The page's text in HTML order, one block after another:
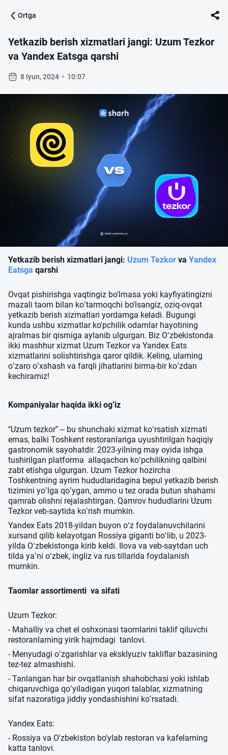
Ortga
Yetkazib berish xizmatlari jangi: Uzum Tezkor
va Yandex Eatsga qarshi
8 Iyun, 2024 10:07
Yetkazib berish xizmatlari jangi: Uzum Tezkor va Yandex
Eatsga qarshi
Ovqat pishirishga vaqtingiz bo'lmasa yoki kayfiyatingizni
mazali taom bilan ko’tarmoqchi bo'lsangiz, oziq-ovqat
yetkazib berish xizmatlari yordamga keladi. Bugungi
kunda ushbu xizmatlar ko'pchilik odamlar hayotining
ajralmas bir qismiga aylanib ulgurgan. Biz O‘zbekistonda
ikki mashhur xizmat Uzum Tezkor va Yandex Eats
xizmatlarini solishtirishga qaror qildik. Keling, ularning
o’zaro o’xshash va farqli jihatlarini birma-bir ko’zdan
kechiramiz!
Kompaniyalar haqida ikki og’iz
“Uzum tezkor” – bu shunchaki xizmat ko‘rsatish xizmati
emas, balki Toshkent restoranlariga uyushtirilgan haqiqiy
gastronomik sayohatdir. 2023-yilning may oyida ishga
tushirilgan platforma allaqachon ko‘pchilikning qalbini
zabt etishga ulgurgan. Uzum Tezkor hozircha
Toshkentning ayrim hududlaridagina bepul yetkazib berish
tizimini yo’lga qo’ygan, ammo u tez orada butun shaharni
qamrab olishni rejalashtirgan. Qamrov hududlarini Uzum
Tezkor veb-saytida ko’rish mumkin.
Yandex Eats 2018-yildan buyon o‘z foydalanuvchilarini
xursand qilib kelayotgan Rossiya giganti bo‘lib, u 2023-
yilda O‘zbekistonga kirib keldi. Ilova va veb-saytdan uch
tilda ya’ni o‘zbek, ingliz va rus tillarida foydalanish
mumkin.
Taomlar assortimenti va sifati
Uzum Tezkor:
- Mahalliy va chet el oshxonasi taomlarini taklif qiluvchi
restoranlarning yirik hajmdagi tanlovi.
- Menyudagi o’zgarishlar va eksklyuziv takliflar bazasining
tez-tez almashishi.
- Tanlangan har bir ovqatlanish shahobchasi yoki ishlab
chiqaruvchiga qo’yiladigan yuqori talablar, xizmatning
sifat nazoratiga jiddiy yondashishini ko’rsatadi.
Yandex Eats:
- Rossiya va O'zbekiston bo'ylab restoran va kafelarning
katta tanlovi.